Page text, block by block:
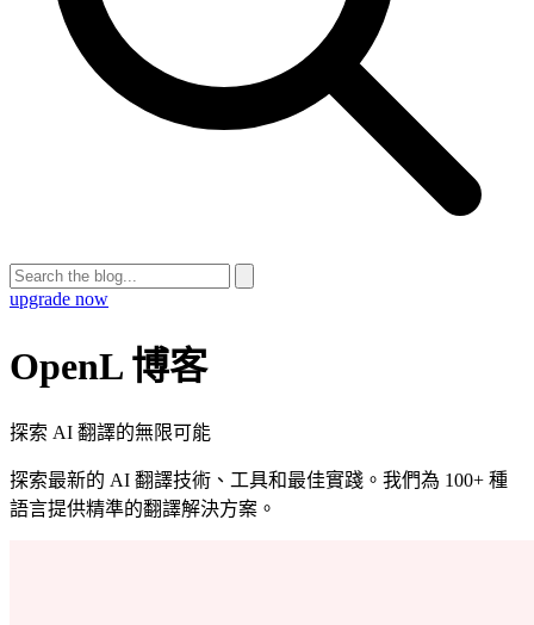
upgrade now
OpenL 博客
探索 AI 翻譯的無限可能
探索最新的 AI 翻譯技術、工具和最佳實踐。我們為 100+ 種
語言提供精準的翻譯解決方案。